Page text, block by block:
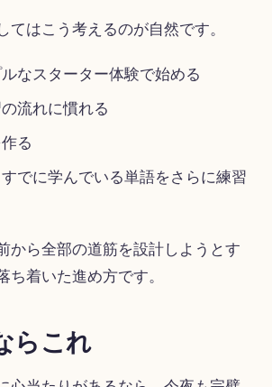
てはこう考えるのが自然です。
なスターター体験で始める
流れに慣れる
る
でに学んでいる単語をさらに練習
から全部の道筋を設計しようとす
ち着いた進め方です。
らこれ